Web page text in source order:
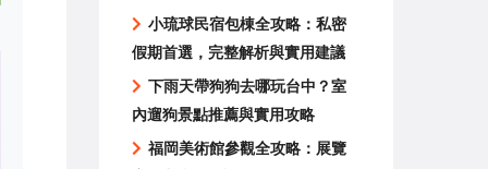
小琉球民宿包棟全攻略：私密
假期首選，完整解析與實用建議
下雨天帶狗狗去哪玩台中？室
內遛狗景點推薦與實用攻略
福岡美術館參觀全攻略：展覽